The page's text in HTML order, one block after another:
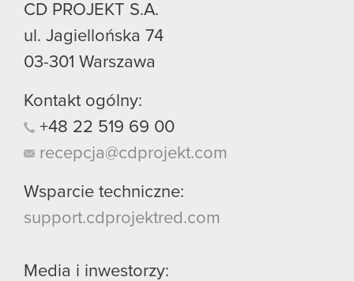
CD PROJEKT S.A.
ul. Jagiellońska 74
03-301 Warszawa
Kontakt ogólny:
+48 22 519 69 00
recepcja@cdprojekt.com
Wsparcie techniczne:
support.cdprojektred.com
Media i inwestorzy: